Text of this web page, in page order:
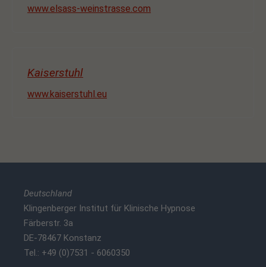
www.elsass-weinstrasse.com
Kaiserstuhl
www.kaiserstuhl.eu
Deutschland
Klingenberger Institut für Klinische Hypnose
Färberstr. 3a
DE-78467 Konstanz
Tel.: +49 (0)7531 - 6060350